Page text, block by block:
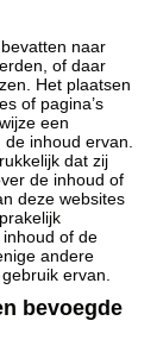
naar
of daar
Het plaatsen
of pagina’s
een
inhoud ervan.
dat zij
de inhoud of
deze websites
of de
andere
ervan.
bevoegde